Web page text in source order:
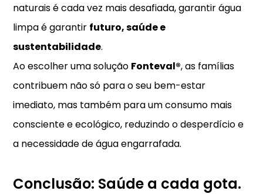
naturais é cada vez mais desafiada, garantir água
limpa é garantir futuro, saúde e
sustentabilidade.
Ao escolher uma solução Fonteval®, as famílias
contribuem não só para o seu bem-estar
imediato, mas também para um consumo mais
consciente e ecológico, reduzindo o desperdício e
a necessidade de água engarrafada.
Conclusão: Saúde a cada gota.